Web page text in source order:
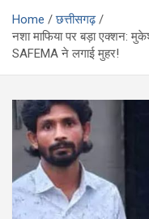
Home
छत्तीसगढ़
नशा माफिया पर बड़ा एक्शन:
SAFEMA ने लगाई मुहर!